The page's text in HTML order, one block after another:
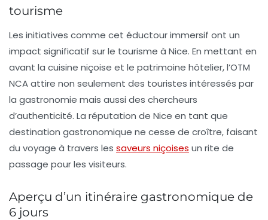
tourisme
Les initiatives comme cet éductour immersif ont un
impact significatif sur le tourisme à Nice. En mettant en
avant la cuisine niçoise et le patrimoine hôtelier, l’OTM
NCA attire non seulement des touristes intéressés par
la gastronomie mais aussi des chercheurs
d’authenticité. La réputation de Nice en tant que
destination gastronomique ne cesse de croître, faisant
du voyage à travers les saveurs niçoises un rite de
passage pour les visiteurs.
Aperçu d’un itinéraire gastronomique de
6 jours